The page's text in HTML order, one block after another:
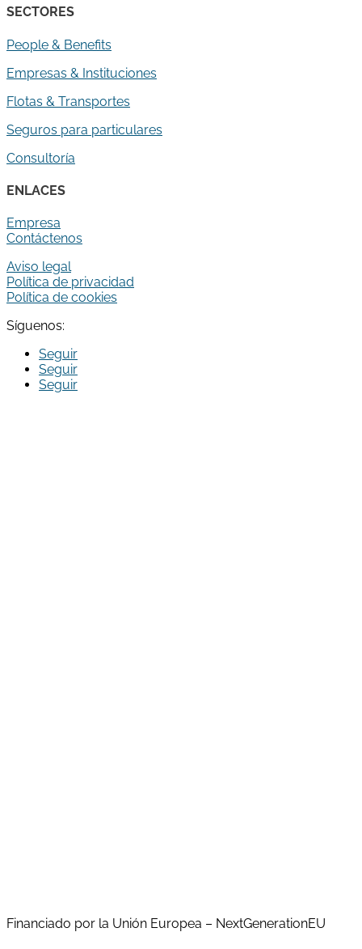
SECTORES
People & Benefits
Empresas & Instituciones
Flotas & Transportes
Seguros para particulares
Consultoría
ENLACES
Empresa
Contáctenos
Aviso legal
Política de privacidad
Política de cookies
Síguenos:
Seguir
Seguir
Seguir
Financiado por la Unión Europea – NextGenerationEU